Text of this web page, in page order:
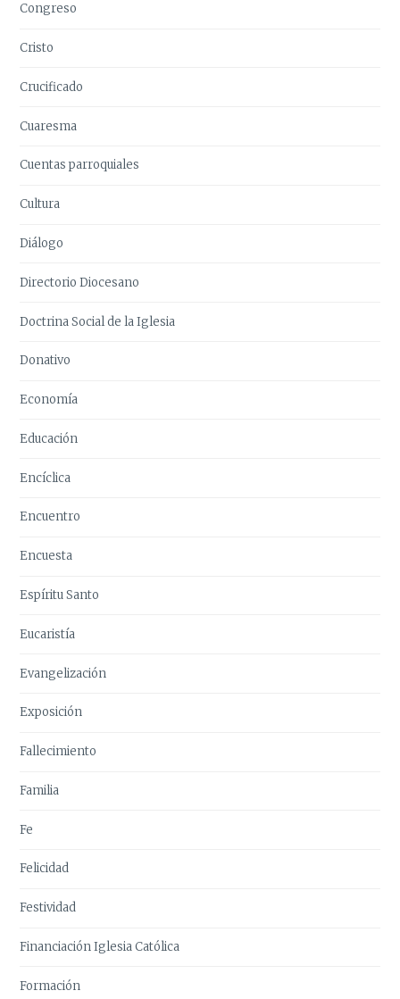
Congreso
Cristo
Crucificado
Cuaresma
Cuentas parroquiales
Cultura
Diálogo
Directorio Diocesano
Doctrina Social de la Iglesia
Donativo
Economía
Educación
Encíclica
Encuentro
Encuesta
Espíritu Santo
Eucaristía
Evangelización
Exposición
Fallecimiento
Familia
Fe
Felicidad
Festividad
Financiación Iglesia Católica
Formación